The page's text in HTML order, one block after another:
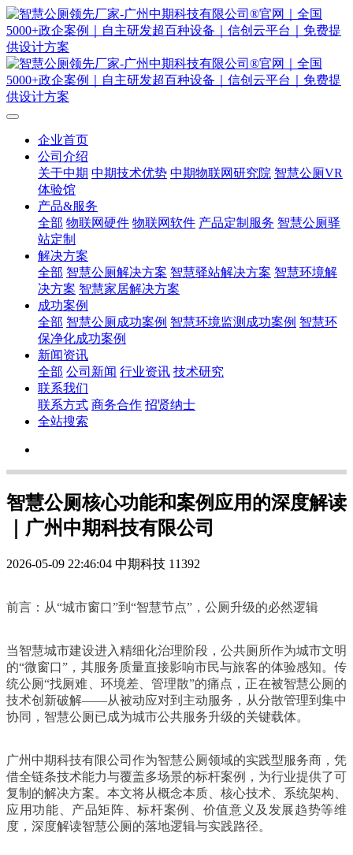
企业首页
公司介绍
关于中期 中期技术优势 中期物联网研究院 智慧公厕VR
体验馆
产品&服务
全部 物联网硬件 物联网软件 产品定制服务 智慧公厕驿
站定制
解决方案
全部 智慧公厕解决方案 智慧驿站解决方案 智慧环境解
决方案 智慧家居解决方案
成功案例
全部 智慧公厕成功案例 智慧环境监测成功案例 智慧环
保净化成功案例
新闻资讯
全部 公司新闻 行业资讯 技术研究
联系我们
联系方式 商务合作 招贤纳士
全站搜索
智慧公厕核心功能和案例应用的深度解读
｜广州中期科技有限公司
2026-05-09 22:46:04 中期科技 11392
前言：从“城市窗口”到“智慧节点”，公厕升级的必然逻辑
当智慧城市建设进入精细化治理阶段，公共厕所作为城市文明
的“微窗口”，其服务质量直接影响市民与旅客的体验感知。传
统公厕“找厕难、环境差、管理散”的痛点，正在被智慧公厕的
技术创新破解——从被动应对到主动服务，从分散管理到集中
协同，智慧公厕已成为城市公共服务升级的关键载体。
广州中期科技有限公司作为智慧公厕领域的实践型服务商，凭
借全链条技术能力与覆盖多场景的标杆案例，为行业提供了可
复制的解决方案。本文将从概念本质、核心技术、系统架构、
应用功能、产品矩阵、标杆案例、价值意义及发展趋势等维
度，深度解读智慧公厕的落地逻辑与实践路径。